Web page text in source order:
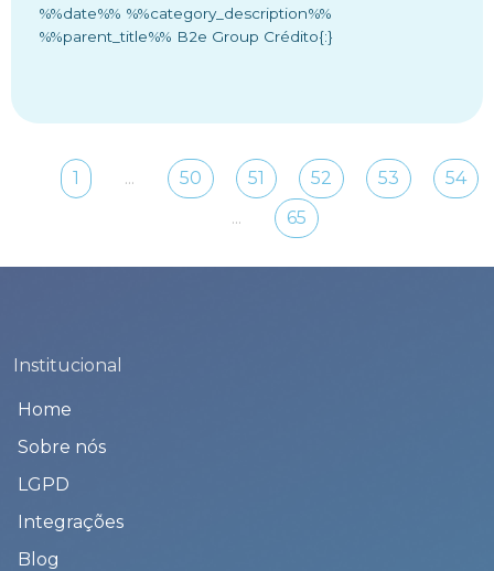
%%date%% %%category_description%%
%%parent_title%% B2e Group Crédito{:}
1 ... 50 51 52 53
54
...
65
Institucional
Home
Sobre nós
LGPD
Integrações
Blog